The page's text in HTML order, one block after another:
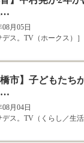
…
08月05日
デス。TV（ホークス）］
橋市】子どもたち
…
08月04日
デス。TV（くらし／生活